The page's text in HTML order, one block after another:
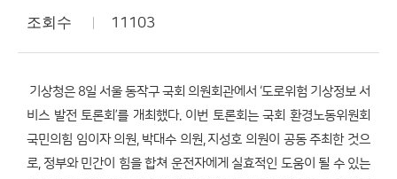
조회수 11103
기상청은 8일 서울 동작구 국회 의원회관에서 ‘도로위험 기상정보 서
비스 발전 토론회’를 개최했다. 이번 토론회는 국회 환경노동위원회
국민의힘 임이자 의원, 박대수 의원, 지성호 의원이 공동 주최한 것으
로, 정부와 민간이 힘을 합쳐 운전자에게 실효적인 도움이 될 수 있는